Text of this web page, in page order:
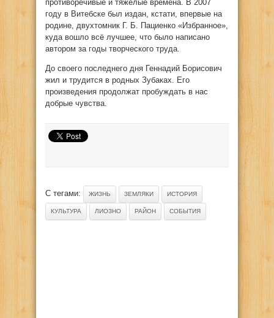
противоречивые и тяжёлые времена. В 2007
году в Витебске был издан, кстати, впервые на
родине, двухтомник Г. Б. Пациенко «Избранное»,
куда вошло всё лучшее, что было написано
автором за годы творческого труда.
До своего последнего дня Геннадий Борисович
жил и трудится в родных Зубаках. Его
произведения продолжат пробуждать в нас
добрые чувства.
С тегами: ЖИЗНЬ ЗЕМЛЯКИ ИСТОРИЯ
КУЛЬТУРА ЛИОЗНО РАЙОН СОБЫТИЯ